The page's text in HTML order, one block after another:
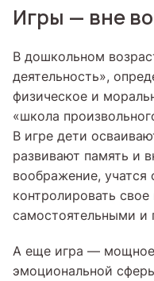
Игры — вне
В дошкольном
деятельность»,
физическое и
«школа
В игре дети
развивают память и
воображение, учатся
контролировать
самостоятельными и
А еще игра — мощное
эмоциональной